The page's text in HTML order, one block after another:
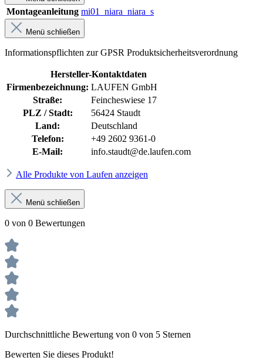
Montageanleitung mi01_niara_niara_s
Menü schließen
Informationspflichten zur GPSR Produktsicherheitsverordnung
Hersteller-Kontaktdaten
Firmenbezeichnung: LAUFEN GmbH
Straße:
Feincheswiese 17
PLZ / Stadt:
56424 Staudt
Land:
Deutschland
Telefon:
+49 2602 9361-0
E-Mail:
info.staudt@de.laufen.com
Alle Produkte von Laufen anzeigen
Menü schließen
0 von 0 Bewertungen
Durchschnittliche Bewertung von 0 von 5 Sternen
Bewerten Sie dieses Produkt!